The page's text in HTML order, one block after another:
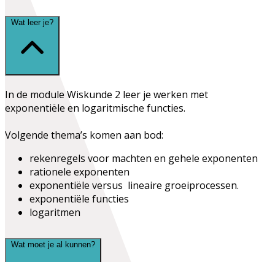
Wat leer je?
In de module Wiskunde 2 leer je werken met
exponentiële en logaritmische functies.
Volgende thema’s komen aan bod:
rekenregels voor machten en gehele exponenten
rationele exponenten
exponentiële versus lineaire groeiprocessen.
exponentiële functies
logaritmen
Wat moet je al kunnen?